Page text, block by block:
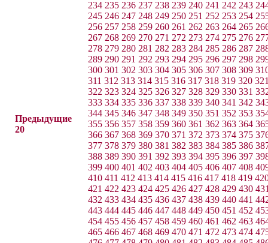
Предыдущие
20
234 235 236 237 238 239 240 241 242 243
245 246 247 248 249 250 251 252 253 254
256 257 258 259 260 261 262 263 264 265
267 268 269 270 271 272 273 274 275 276
278 279 280 281 282 283 284 285 286 287
289 290 291 292 293 294 295 296 297 298
300 301 302 303 304 305 306 307 308 309
311 312 313 314 315 316 317 318 319 320
322 323 324 325 326 327 328 329 330 331
333 334 335 336 337 338 339 340 341 342
344 345 346 347 348 349 350 351 352 353
355 356 357 358 359 360 361 362 363 364
366 367 368 369 370 371 372 373 374 375
377 378 379 380 381 382 383 384 385 386
388 389 390 391 392 393 394 395 396 397
399 400 401 402 403 404 405 406 407 408
410 411 412 413 414 415 416 417 418 419
421 422 423 424 425 426 427 428 429 430
432 433 434 435 436 437 438 439 440 441
443 444 445 446 447 448 449 450 451 452
454 455 456 457 458 459 460 461 462 463
465 466 467 468 469 470 471 472 473 474